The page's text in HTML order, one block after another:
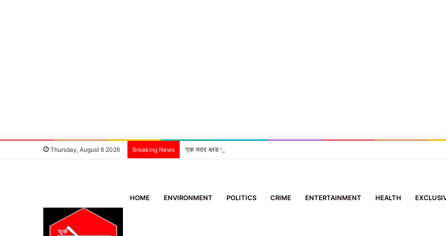
Thursday, August 6 2026 Breaking News ‘एक मदद ब्लड ग्रुप समिति’ के सदस्य ने 10 दिन के मासूम को दिया नया जीवन
HOME ENVIRONMENT POLITICS CRIME ENTERTAINMENT HEALTH